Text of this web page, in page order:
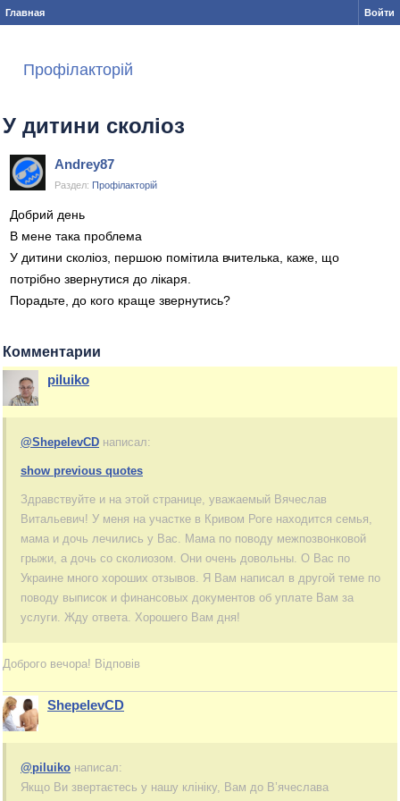
Главная Войти
Профілакторій
У дитини сколіоз
Andrey87
Раздел: Профілакторій
Добрий день
В мене така проблема
У дитини сколіоз, першою помітила вчителька, каже, що
потрібно звернутися до лікаря.
Порадьте, до кого краще звернутись?
Комментарии
piluiko
@ShepelevCD написал:
show previous quotes
Здравствуйте и на этой странице, уважаемый Вячеслав
Витальевич! У меня на участке в Кривом Роге находится семья,
мама и дочь лечились у Вас. Мама по поводу межпозвонковой
грыжи, а дочь со сколиозом. Они очень довольны. О Вас по
Украине много хороших отзывов. Я Вам написал в другой теме по
поводу выписок и финансовых документов об уплате Вам за
услуги. Жду ответа. Хорошего Вам дня!
Доброго вечора! Відповів
ShepelevCD
@piluiko написал:
Якщо Ви звертаєтесь у нашу клініку, Вам до В’ячеслава